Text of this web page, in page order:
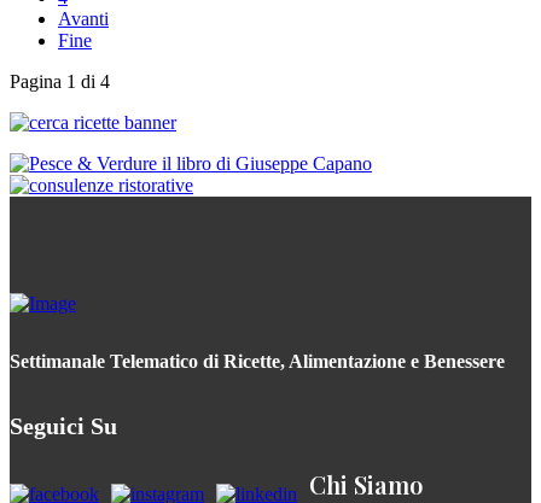
Avanti
Fine
Pagina 1 di 4
Settimanale Telematico di Ricette, Alimentazione e Benessere
Seguici Su
Chi Siamo